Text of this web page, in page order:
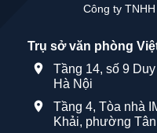
Công ty
Trụ sở văn phòng
Tầng 14, số 9
Hà Nội
Tầng 4, Tòa nhà
Khải, phường